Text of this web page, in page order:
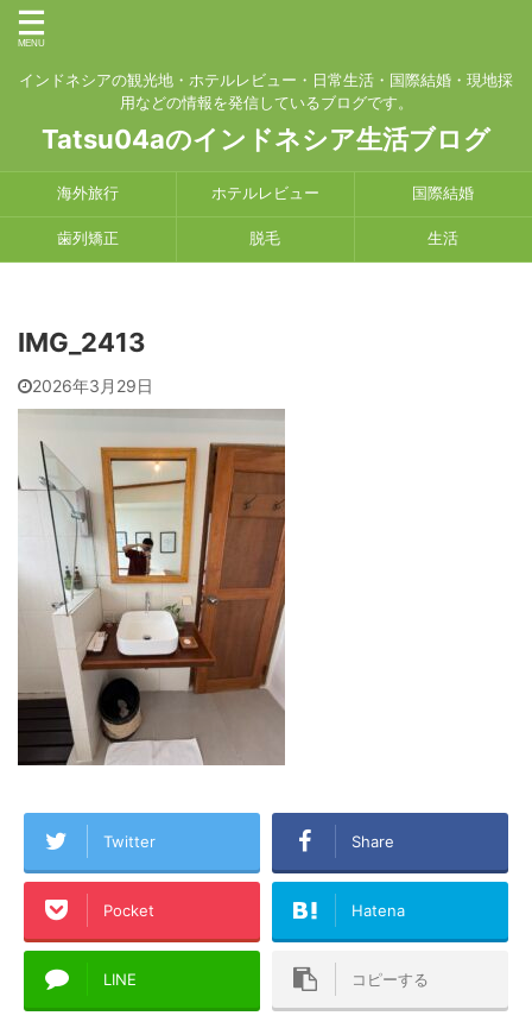
インドネシアの観光地・ホテルレビュー・日常生活・国際結婚・現地採
用などの情報を発信しているブログです。
Tatsu04aのインドネシア生活ブログ
海外旅行 ホテルレビュー 国際結婚
歯列矯正 脱毛 生活
IMG_2413
2026年3月29日
Twitter Share
Pocket Hatena
LINE コピーする